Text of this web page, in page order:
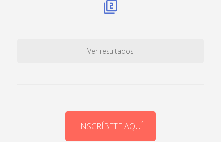
Ver resultados
INSCRÍBETE AQUÍ